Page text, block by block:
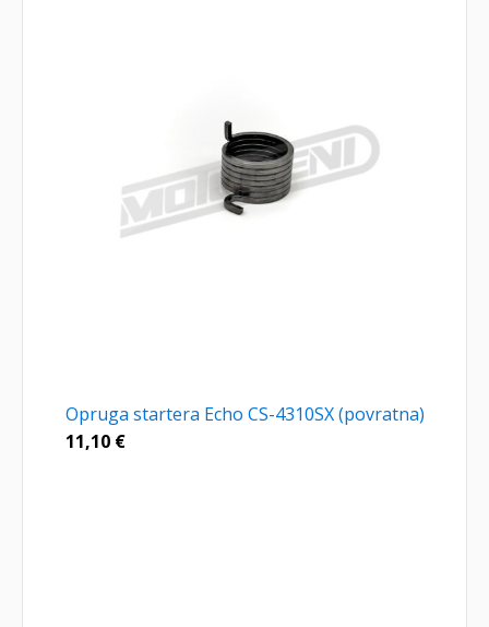
Opruga startera Echo CS-4310SX (povratna)
11,10 €